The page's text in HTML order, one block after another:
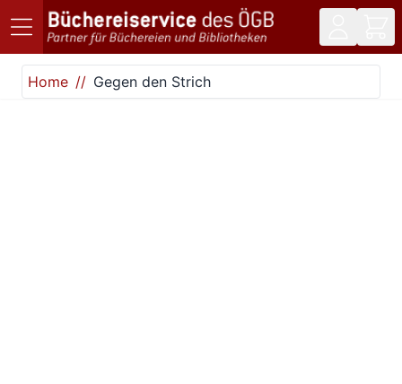
Direkt zum Inhalt
Home
Gegen den Strich